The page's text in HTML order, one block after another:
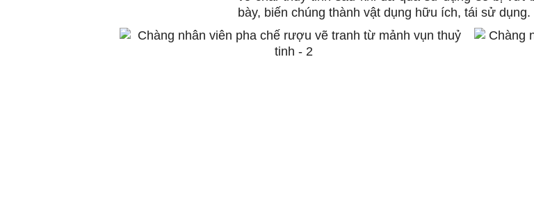
bày, biến chúng thành vật dụng hữu ích, tái sử dụng.